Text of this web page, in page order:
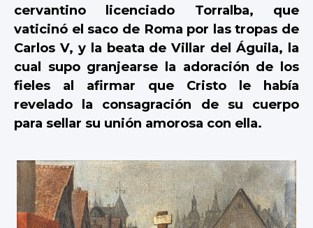
cervantino licenciado Torralba, que
vaticinó el saco de Roma por las tropas de
Carlos V, y la beata de Villar del Águila, la
cual supo granjearse la adoración de los
fieles al afirmar que Cristo le había
revelado la consagración de su cuerpo
para sellar su unión amorosa con ella.